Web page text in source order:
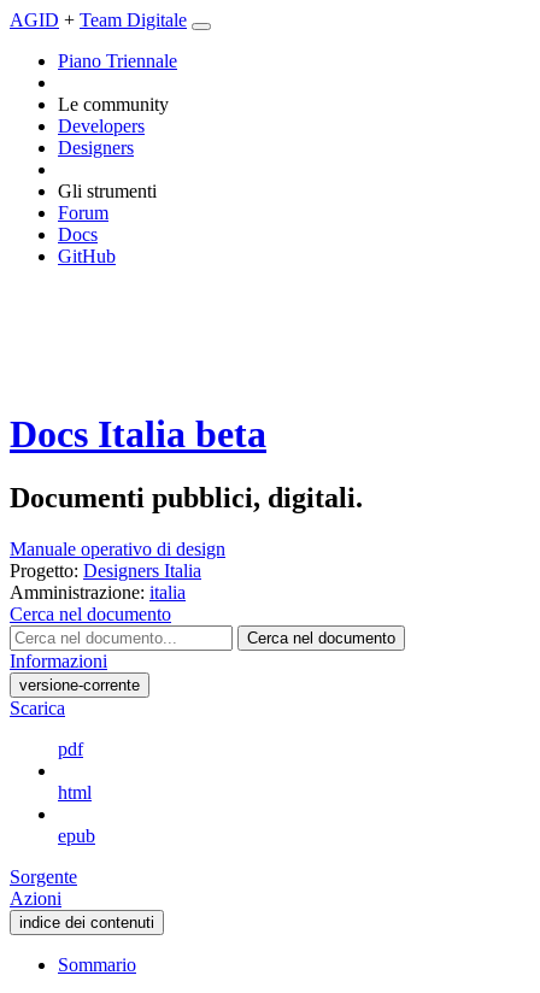
AGID + Team Digitale
Piano Triennale
Le community
Developers
Designers
Gli strumenti
Forum
Docs
GitHub
Docs Italia beta
Documenti pubblici, digitali.
Manuale operativo di design
Progetto: Designers Italia
Amministrazione: italia
Cerca nel documento
Cerca nel documento
Informazioni
versione-corrente
Scarica
pdf
html
epub
Sorgente
Azioni
indice dei contenuti
Sommario